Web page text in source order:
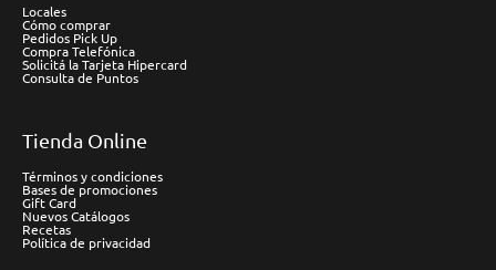
Locales
Cómo comprar
Pedidos Pick Up
Compra Telefónica
Solicitá la Tarjeta Hipercard
Consulta de Puntos
Tienda Online
Términos y condiciones
Bases de promociones
Gift Card
Nuevos Catálogos
Recetas
Política de privacidad